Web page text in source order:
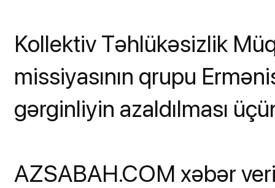
Kollektiv Təhlükəsizlik
missiyasının qrupu
gərginliyin azaldılması
AZSABAH.COM xəbər